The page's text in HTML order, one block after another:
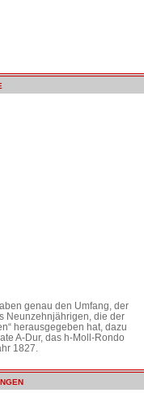
genau den Umfang, der
Neunzehnjährigen, die der
herausgegeben hat, dazu
A-Dur, das h-Moll-Rondo
1827.